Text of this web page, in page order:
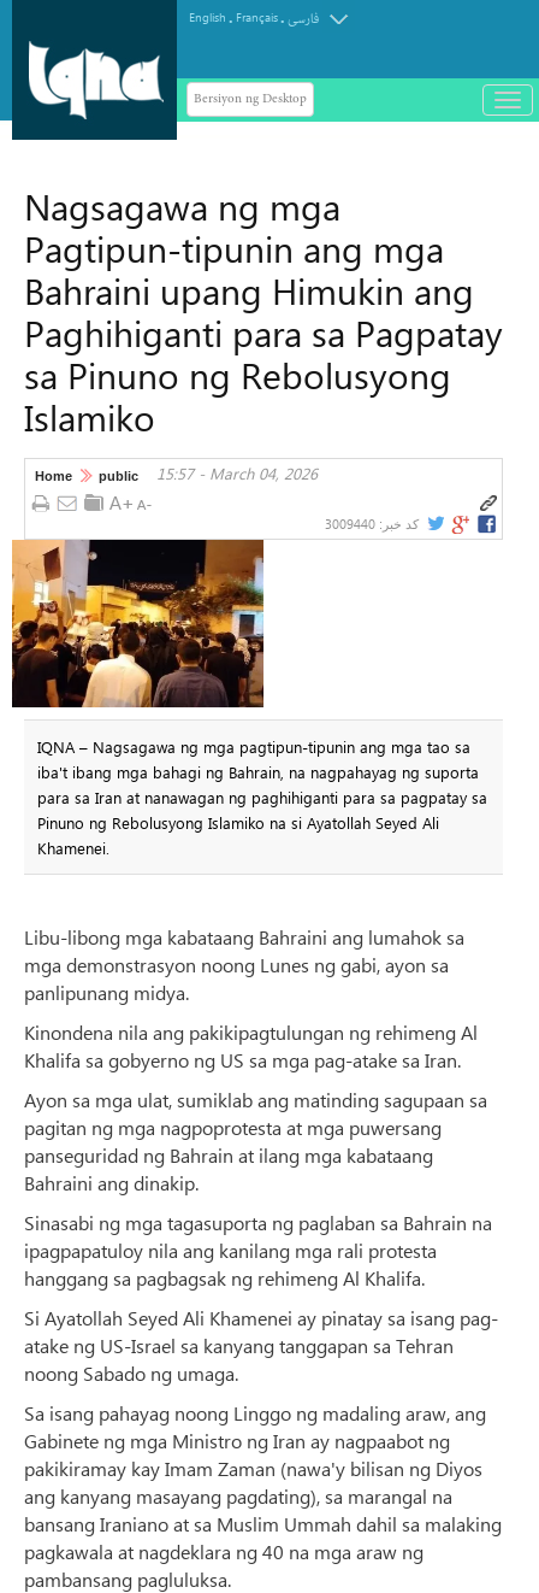
English . Français.فارسی
Bersiyon ng Desktop
باز
و
Nagsagawa ng mga
Pagtipun-tipunin ang mga
Bahraini upang Himukin ang
Paghihiganti para sa Pagpatay
sa Pinuno ng Rebolusyong
Islamiko
Home public 15:57 - March 04, 2026
کد خبر: 3009440
IQNA – Nagsagawa ng mga pagtipun-tipunin ang mga tao sa
iba't ibang mga bahagi ng Bahrain, na nagpahayag ng suporta
para sa Iran at nanawagan ng paghihiganti para sa pagpatay sa
Pinuno ng Rebolusyong Islamiko na si Ayatollah Seyed Ali
Khamenei.
Libu-libong mga kabataang Bahraini ang lumahok sa
mga demonstrasyon noong Lunes ng gabi, ayon sa
panlipunang midya.
Kinondena nila ang pakikipagtulungan ng rehimeng Al
Khalifa sa gobyerno ng US sa mga pag-atake sa Iran.
Ayon sa mga ulat, sumiklab ang matinding sagupaan sa
pagitan ng mga nagpoprotesta at mga puwersang
panseguridad ng Bahrain at ilang mga kabataang
Bahraini ang dinakip.
Sinasabi ng mga tagasuporta ng paglaban sa Bahrain na
ipagpapatuloy nila ang kanilang mga rali protesta
hanggang sa pagbagsak ng rehimeng Al Khalifa.
Si Ayatollah Seyed Ali Khamenei ay pinatay sa isang pag-
atake ng US-Israel sa kanyang tanggapan sa Tehran
noong Sabado ng umaga.
Sa isang pahayag noong Linggo ng madaling araw, ang
Gabinete ng mga Ministro ng Iran ay nagpaabot ng
pakikiramay kay Imam Zaman (nawa'y bilisan ng Diyos
ang kanyang masayang pagdating), sa marangal na
bansang Iraniano at sa Muslim Ummah dahil sa malaking
pagkawala at nagdeklara ng 40 na mga araw ng
pambansang pagluluksa.